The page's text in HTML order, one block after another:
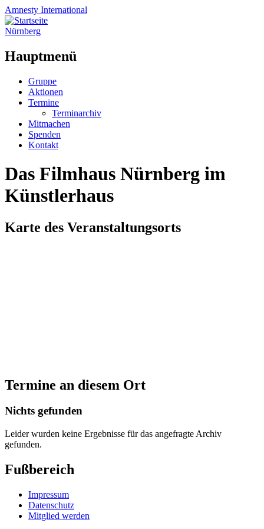
Amnesty International
Nürnberg
Hauptmenü
Zum
Inhalt
springen
Gruppe
Aktionen
Termine
Terminarchiv
Mitmachen
Spenden
Kontakt
Das Filmhaus Nürnberg im
Künstlerhaus
Karte des Veranstaltungsorts
Termine an diesem Ort
Nichts gefunden
Leider wurden keine Ergebnisse für das angefragte Archiv
gefunden.
Fußbereich
Impressum
Datenschutz
Mitglied werden